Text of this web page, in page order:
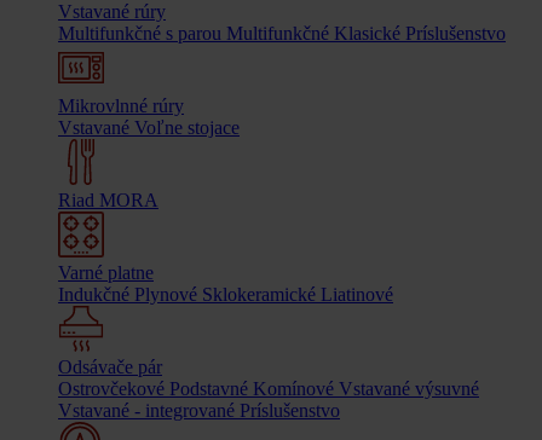
Vstavané rúry
Multifunkčné s parou Multifunkčné Klasické Príslušenstvo
Mikrovlnné rúry
Vstavané Voľne stojace
Riad MORA
Varné platne
Indukčné Plynové Sklokeramické Liatinové
Odsávače pár
Ostrovčekové Podstavné Komínové Vstavané výsuvné
Vstavané - integrované Príslušenstvo